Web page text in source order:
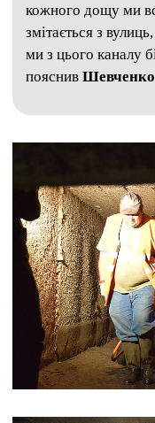
кожного дощу ми
змітається з
ми з цього каналу
пояснив